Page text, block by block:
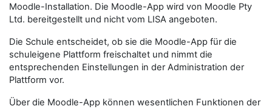
Moodle-Installation. Die Moodle-App wird von Moodle Pty
Ltd. bereitgestellt und nicht vom LISA angeboten.
Die Schule entscheidet, ob sie die Moodle-App für die
schuleigene Plattform freischaltet und nimmt die
entsprechenden Einstellungen in der Administration der
Plattform vor.
Über die Moodle-App können wesentlichen Funktionen der